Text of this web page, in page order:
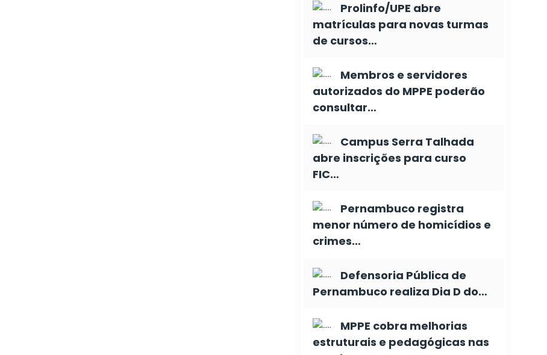
Prolinfo/UPE abre
matrículas para novas turmas
de cursos…
Membros e servidores
autorizados do MPPE poderão
consultar…
Campus Serra Talhada
abre inscrições para curso
FIC…
Pernambuco registra
menor número de homicídios e
crimes…
Defensoria Pública de
Pernambuco realiza Dia D do…
MPPE cobra melhorias
estruturais e pedagógicas nas